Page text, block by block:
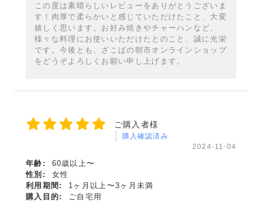
この度は素晴らしいレビューをありがとうございま
す！肉厚で柔らかいと感じていただけたこと、大変
嬉しく思います。お好み焼きやチャーハンなど、
様々な料理にお使いいただけたとのこと、誠に光栄
です。今後とも、ざこばの朝市オンラインショップ
をどうぞよろしくお願い申し上げます。
ご購入者様
購入確認済み
2024-11-04
年齢:
60歳以上〜
性別:
女性
利用期間:
1ヶ月以上〜3ヶ月未満
購入目的:
ご自宅用